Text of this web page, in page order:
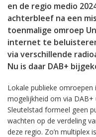
en de regio medio
achterbleef na een
toenmalige omroep
internet te
via verschillende
Nu is daar DAB+
Lokale publieke omroepen
mogelijkheid om via
Sleutelstad formeel geen
wachten op de verdeling
deze regio. Zo’n multiplex